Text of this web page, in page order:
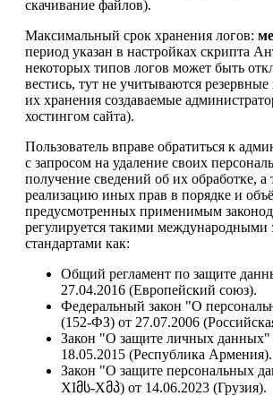
скачивание файлов).
Максимальный срок хранения логов:
период указан в настройках скрипта
некоторых типов логов может быть
вестись, тут не учитываются
их хранения создаваемые
хостингом сайта).
Пользователь вправе обратиться к
с запросом на удаление своих
получение сведений об их обработке, а
реализацию иных прав в порядке и
предусмотренных применимым
регулируется такими международными
стандартами как:
Общий регламент по защите
27.04.2016 (Европейский союз).
Федеральный закон "О
(152-ФЗ) от 27.07.2006
Закон "О защите личных
18.05.2015 (Республика Армения).
Закон "О защите персональных
XIმს-Xმპ) от 14.06.2023 (Грузия).